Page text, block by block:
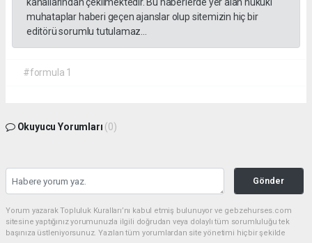
muhataplar haberi geçen ajanslar olup sitemizin hiç bir
editörü sorumlu tutulamaz...
#formula 1
Okuyucu Yorumları (0)
Gönder
Yorum yazarak Topluluk Kuralları’nı kabul etmiş bulunuyor ve gebzehurses.com
sitesine yaptığınız yorumunuzla ilgili doğrudan veya dolaylı tüm sorumluluğu tek
başınıza üstleniyorsunuz. Yazılan tüm yorumlardan site yönetimi hiçbir şekilde